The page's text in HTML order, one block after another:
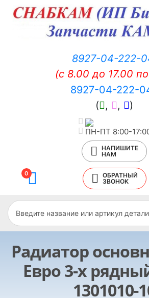
8927-04-222-
(c 8.00 до 17.00
8927-04-222-
(
, , )
ПН-ПТ 8:00-
НАПИШИТЕ
НАМ
0
ОБРАТНЫЙ
ЗВОНОК
Радиатор
Евро 3-х
1301010-